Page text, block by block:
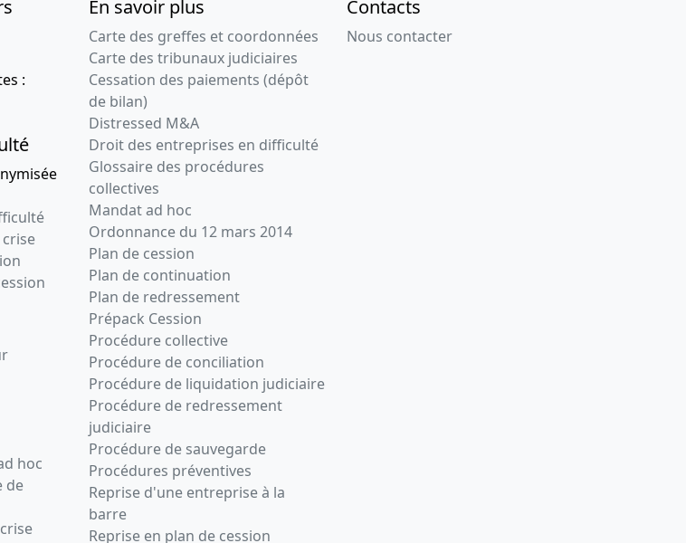
CEDANT / M. ROGER
BEZIATCESSIONNAIRE /
M. DIDIER BEZIAT
Ordonnance
Prorogation du délai de
réunion de l'A.G.
chargée d'approuver
les comptes
Divers
Procès-verbal
d'assemblée
générale, Statuts
mis à jour
ANCIEN SIEGE SOCIAL :
130 IMPASSE PAUL
ARENE 83210 SOLLIES
PONT , Divers
Divers
Divers
:
hoc
de
En savoir plus
Carte des greffes et coordonnées
Carte des tribunaux judiciaires
Cessation des paiements (dépôt
de bilan)
Distressed M&A
Droit des entreprises en difficulté
Glossaire des procédures
collectives
Mandat ad hoc
Ordonnance du 12 mars 2014
Plan de cession
Plan de continuation
Plan de redressement
Prépack Cession
Procédure collective
Procédure de conciliation
Procédure de liquidation judiciaire
Procédure de redressement
judiciaire
Procédure de sauvegarde
Procédures préventives
Reprise d'une entreprise à la
barre
Reprise en plan de cession
Contacts
Nous contacter